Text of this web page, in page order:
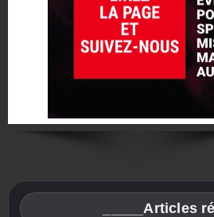
_____Articles